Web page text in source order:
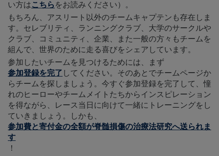
い方はこちら をお読みください）。
もちろん、アスリート以外のチームキャプテンも存在しま
す。セレブリティ、ランニングクラブ、大学のサークルや
クラブ、コミュニティ、企業、また一般の方々もチームを
組んで、世界のために走る喜びをシェアしています。
参加したいチームを見つけるためには、まず
参加登録を完了 してください。そのあとでチームページか
らチームを探しましょう。今すぐ参加登録を完了して、憧
れのヒーローやチームメイトたちからインスピレーション
を得ながら、レース当日に向けて一緒にトレーニングをし
ていきましょう。しかも、
参加費と寄付金の全額が脊髄損傷の治療法研究へ送られま
す
！